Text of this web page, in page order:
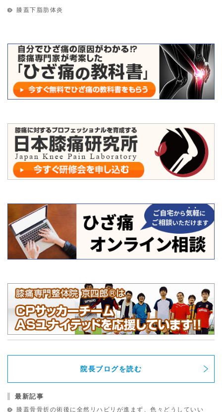
膝蓋下脂肪体炎
院長ブログを読む
最新記事
膝蓋骨骨折の術後に全然リハビリが進まず、色々どうしていい